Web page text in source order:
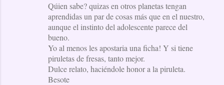
Qúien sabe? quizas en otros planetas tengan
aprendidas un par de cosas más que en el nuestro,
aunque el instinto del adolescente parece del
bueno.
Yo al menos les apostaria una ficha! Y si tiene
piruletas de fresas, tanto mejor.
Dulce relato, haciéndole honor a la piruleta.
Besote